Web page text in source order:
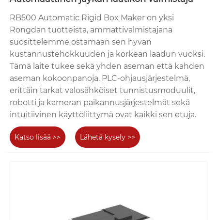
RB500 Automatic Rigid Box Maker on yksi
Rongdan tuotteista, ammattivalmistajana
suosittelemme ostamaan sen hyvän
kustannustehokkuuden ja korkean laadun vuoksi.
Tämä laite tukee sekä yhden aseman että kahden
aseman kokoonpanoja. PLC-ohjausjärjestelmä,
erittäin tarkat valosähköiset tunnistusmoduulit,
robotti ja kameran paikannusjärjestelmät sekä
intuitiivinen käyttöliittymä ovat kaikki sen etuja.
Katso lisää >> Lähetä kysely >>